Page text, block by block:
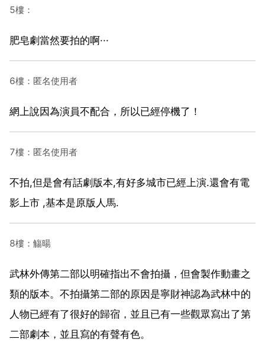
5樓：
肥皂劇當然要拍的啊···
6樓：匿名使用者
網上說因為演員不配合，所以已經停機了！
7樓：匿名使用者
不拍,但是會有話劇版本,有好多城市已經上演.還會有電
影上市 ,基本是原版人馬.
8樓：觴暘
武林外傳第二部以明確指出不會拍攝，但會製作動畫之
類的版本。不拍攝第二部的原因是寧財神認為武林中的
人物已經有了很好的歸宿，並且已有一些觀眾寫出了第
二部劇本，並且寫的有聲有色。